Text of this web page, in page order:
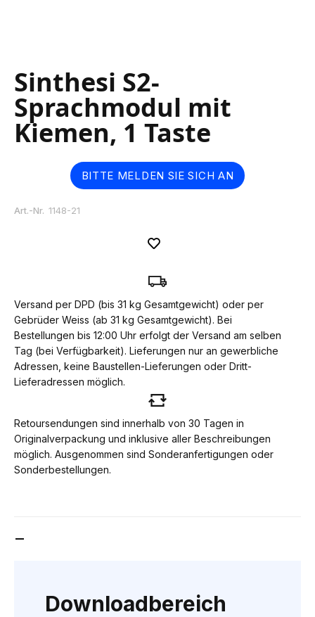
to
the
beginning
of
the
images
Sinthesi S2-
Sprachmodul mit
Kiemen, 1 Taste
BITTE MELDEN SIE SICH AN
Art.-Nr. 1148-21
Versand per DPD (bis 31 kg Gesamtgewicht) oder per
Gebrüder Weiss (ab 31 kg Gesamtgewicht). Bei
Bestellungen bis 12:00 Uhr erfolgt der Versand am selben
Tag (bei Verfügbarkeit). Lieferungen nur an gewerbliche
Adressen, keine Baustellen-Lieferungen oder Dritt-
Lieferadressen möglich.
Retoursendungen sind innerhalb von 30 Tagen in
Originalverpackung und inklusive aller Beschreibungen
möglich. Ausgenommen sind Sonderanfertigungen oder
Sonderbestellungen.
Downloadbereich